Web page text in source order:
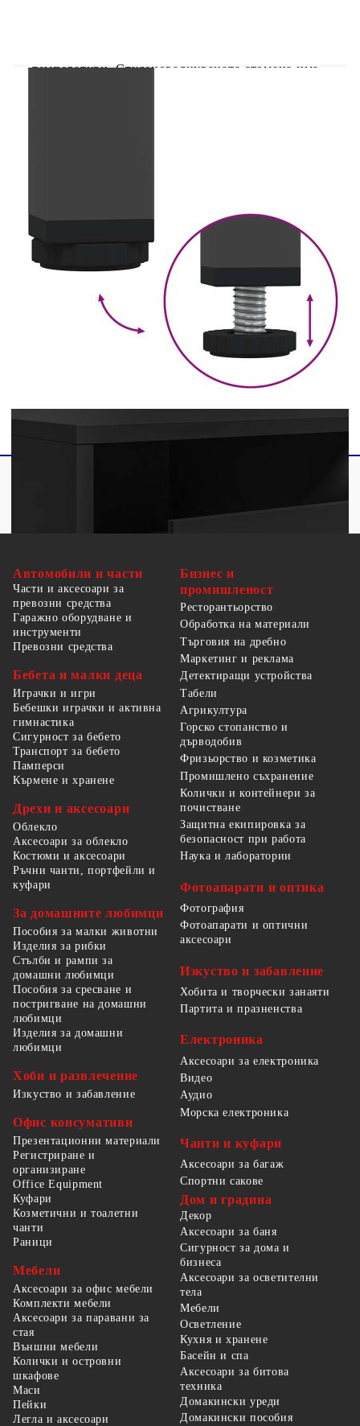
температури. Студеновалцуваната стомана има
вази или саксийни растения.Лесна поддръжка:
ТВ поставката се почиства лесно с влажна
кърпа и изисква по-малко поддръжка.
Материал: Студеновалцувана стомана
Размери: 202 x 39 x 43,5 cm (Д x Ш x В)
Автомобили и части
Части и аксесоари за
превозни средства
Гаражно оборудване и
инструменти
Превозни средства
Бебета и малки деца
Играчки и игри
Бебешки играчки и активна
гимнастика
Сигурност за бебето
Транспорт за бебето
Памперси
Кърмене и хранене
Дрехи и аксесоари
Облекло
Аксесоари за облекло
Костюми и аксесоари
Ръчни чанти, портфейли и
куфари
За домашните любимци
Пособия за малки животни
Изделия за рибки
Стълби и рампи за
домашни любимци
Пособия за сресване и
постригване на домашни
любимци
Изделия за домашни
любимци
Хоби и развлечение
Изкуство и забавление
Офис консумативи
Презентационни материали
Регистриране и
организиране
Office Equipment
Бизнес и
промишленост
Ресторантьорство
Обработка на материали
Търговия на дребно
Маркетинг и реклама
Детектиращи устройства
Табели
Агрикултура
Горско стопанство и
дърводобив
Фризьорство и козметика
Промишлено съхранение
Колички и контейнери за
почистване
Защитна екипировка за
безопасност при работа
Наука и лаборатории
Фотоапарати и оптика
Фотография
Фотоапарати и оптични
аксесоари
Изкуство и забавление
Хобита и творчески занаяти
Партита и празненства
Електроника
Аксесоари за електроника
Видео
Аудио
Морска електроника
Чанти и куфари
Аксесоари за багаж
Спортни сакове
Куфари
Козметични и тоалетни
чанти
Раници
Мебели
Аксесоари за офис мебели
Комплекти мебели
Аксесоари за паравани за
стая
Външни мебели
Колички и островни
шкафове
Маси
Пейки
Легла и аксесоари
Дом и градина
Декор
Аксесоари за баня
Сигурност за дома и
бизнеса
Аксесоари за осветителни
тела
Мебели
Осветление
Кухня и хранене
Басейн и спа
Аксесоари за битова
техника
Домакински уреди
Домакински пособия